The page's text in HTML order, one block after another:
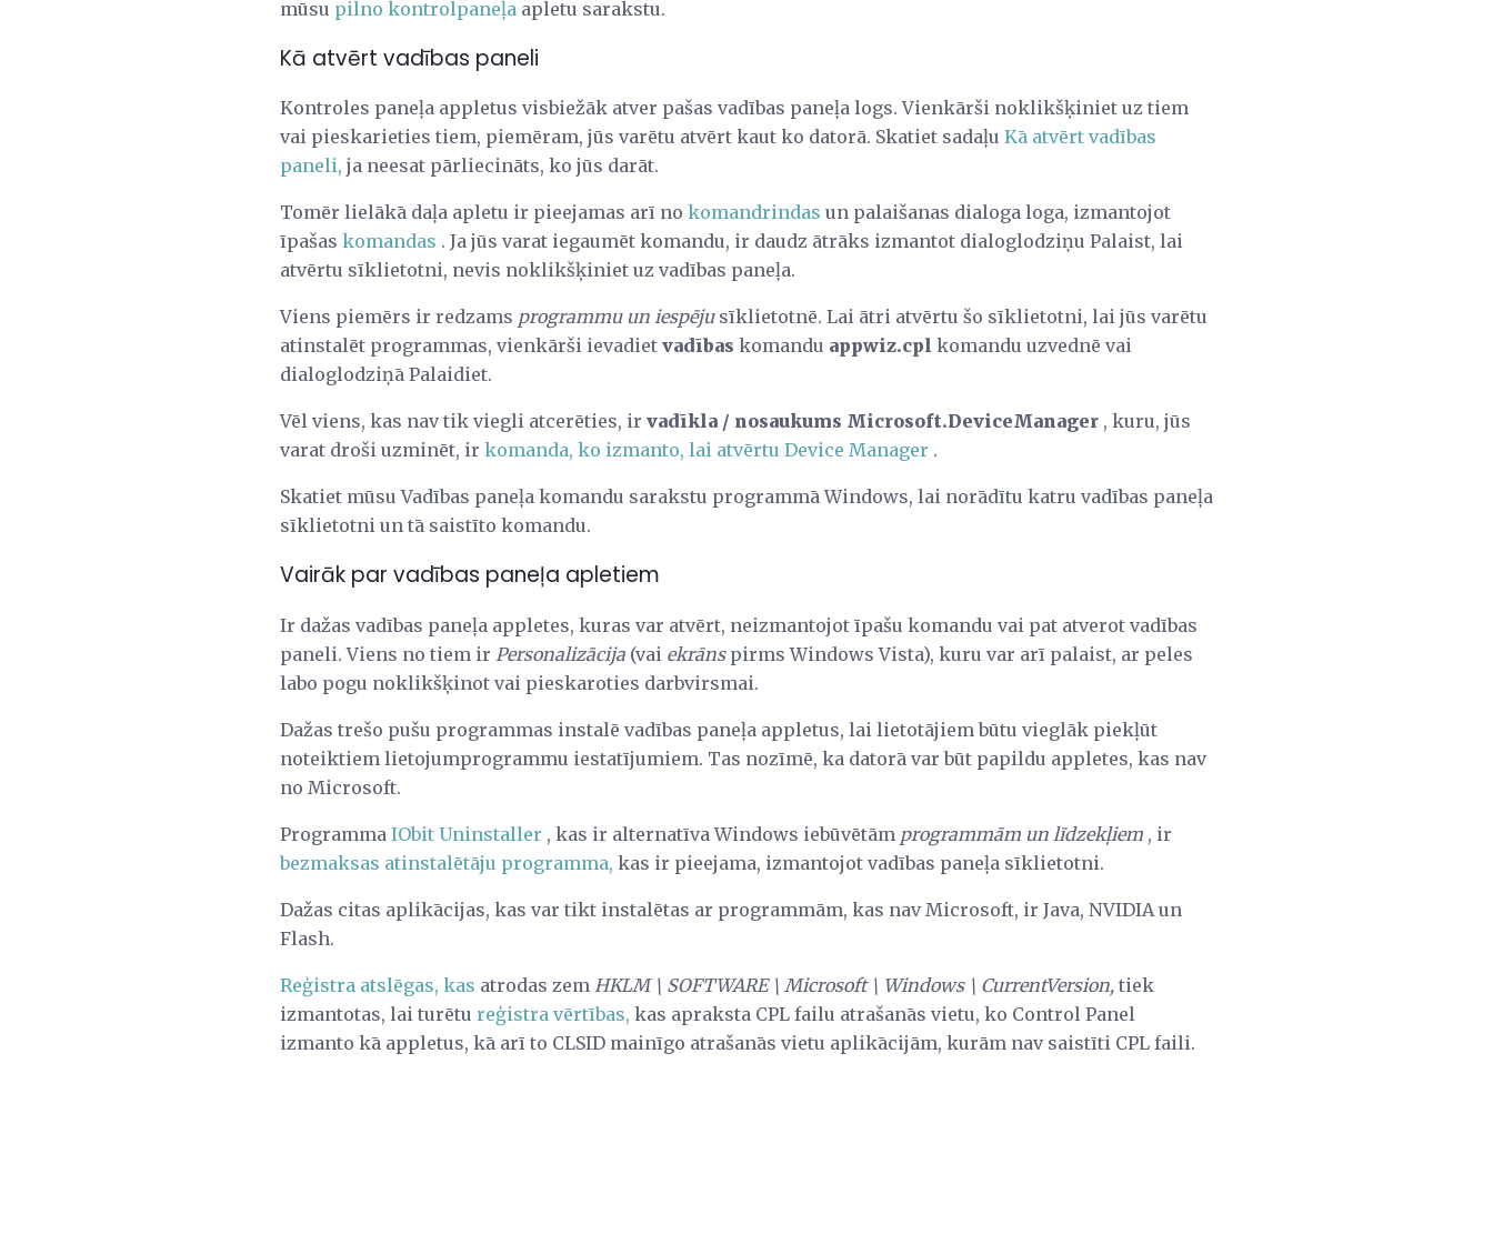
mūsu pilno kontrolpaneļa apletu sarakstu.
Kā atvērt vadības paneli
Kontroles paneļa appletus visbiežāk atver pašas vadības paneļa logs. Vienkārši noklikšķiniet uz tiem
vai pieskarieties tiem, piemēram, jūs varētu atvērt kaut ko datorā. Skatiet sadaļu Kā atvērt vadības
paneli, ja neesat pārliecināts, ko jūs darāt.
Tomēr lielākā daļa apletu ir pieejamas arī no komandrindas un palaišanas dialoga loga, izmantojot
īpašas komandas . Ja jūs varat iegaumēt komandu, ir daudz ātrāks izmantot dialoglodziņu Palaist, lai
atvērtu sīklietotni, nevis noklikšķiniet uz vadības paneļa.
Viens piemērs ir redzams programmu un iespējusīklietotnē. Lai ātri atvērtu šo sīklietotni, lai jūs varētu
atinstalēt programmas, vienkārši ievadiet vadības komandu appwiz.cpl komandu uzvednē vai
dialoglodziņā Palaidiet.
Vēl viens, kas nav tik viegli atcerēties, ir vadīkla / nosaukums Microsoft.DeviceManager , kuru, jūs
varat droši uzminēt, ir komanda, ko izmanto, lai atvērtu Device Manager .
Skatiet mūsu Vadības paneļa komandu sarakstu programmā Windows, lai norādītu katru vadības paneļa
sīklietotni un tā saistīto komandu.
Vairāk par vadības paneļa apletiem
Ir dažas vadības paneļa appletes, kuras var atvērt, neizmantojot īpašu komandu vai pat atverot vadības
paneli. Viens no tiem ir Personalizācija (vai ekrānspirms Windows Vista), kuru var arī palaist, ar peles
labo pogu noklikšķinot vai pieskaroties darbvirsmai.
Dažas trešo pušu programmas instalē vadības paneļa appletus, lai lietotājiem būtu vieglāk piekļūt
noteiktiem lietojumprogrammu iestatījumiem. Tas nozīmē, ka datorā var būt papildu appletes, kas nav
no Microsoft.
Programma IObit Uninstaller , kas ir alternatīva Windows iebūvētām programmām un līdzekļiem , ir
bezmaksas atinstalētāju programma, kas ir pieejama, izmantojot vadības paneļa sīklietotni.
Dažas citas aplikācijas, kas var tikt instalētas ar programmām, kas nav Microsoft, ir Java, NVIDIA un
Flash.
Reģistra atslēgas, kas atrodas zem HKLM \ SOFTWARE \ Microsoft \ Windows \ CurrentVersion, tiek
izmantotas, lai turētu reģistra vērtības, kas apraksta CPL failu atrašanās vietu, ko Control Panel
izmanto kā appletus, kā arī to CLSID mainīgo atrašanās vietu aplikācijām, kurām nav saistīti CPL faili.